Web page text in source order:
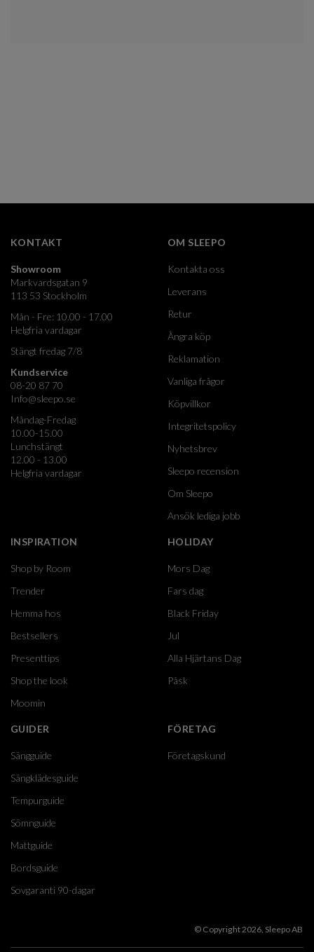
KONTAKT
Showroom
Markvardsgatan 9
113 53 Stockholm
Mån - Fre: 10.00 - 17.00
Helgfria vardagar
Stängt fredag 7/8
Kundservice
08-20 87 70
Info@sleepo.se
Måndag-Fredag
10.00-15.00
Lunchstängt
12.00 - 13.00
Helgfria vardagar
OM SLEEPO
Kontakta oss
Leverans
Retur
Ångra köp
Reklamation
Vanliga frågor
Köpvillkor
Integritetspolicy
Nyhetsbrev
Sleepo recension
Om Sleepo
Ansök lediga jobb
INSPIRATION
Shop by Room
Trender
Hemma hos
Bestsellers
Presenttips
Shop the look
Moomin
HOLIDAY
Mors Dag
Fars dag
Black Friday
Jul
Alla Hjärtans Dag
Påsk
GUIDER
Sängguide
Sängklädesguide
Tempurguide
Sömnguide
Mattguide
Bordsguide
Sovgaranti 90-dagar
FÖRETAG
Företagskund
© Copyright 2026, Sleepo AB